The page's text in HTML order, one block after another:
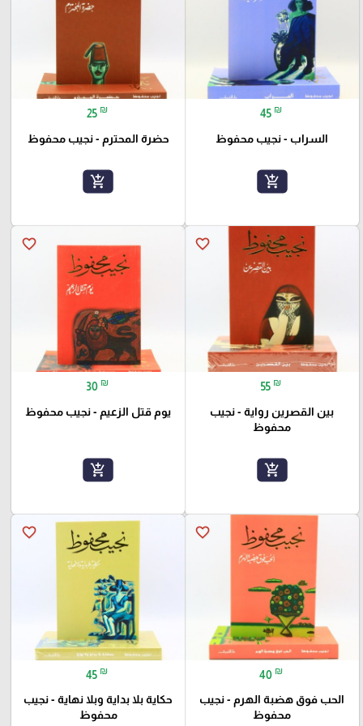
45 ₪
السراب - نجيب محفوظ
add_shopping_cart
25 ₪
حضرة المحترم - نجيب محفوظ
add_shopping_cart
favorite_border
55 ₪
بين القصرين رواية - نجيب
محفوظ
add_shopping_cart
favorite_border
30 ₪
يوم قتل الزعيم - نجيب محفوظ
add_shopping_cart
favorite_border
40 ₪
الحب فوق هضبة الهرم - نجيب
محفوظ
favorite_border
45 ₪
حكاية بلا بداية وبلا نهاية - نجيب
محفوظ